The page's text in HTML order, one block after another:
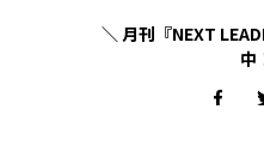
＼ 月刊『NEXT
中